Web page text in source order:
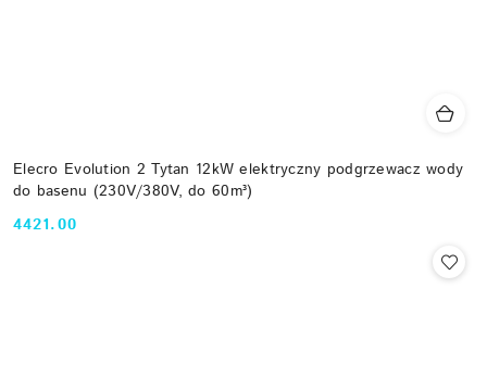
Elecro Evolution 2 Tytan 12kW elektryczny podgrzewacz wody
do basenu (230V/380V, do 60m³)
Cena:
4421.00